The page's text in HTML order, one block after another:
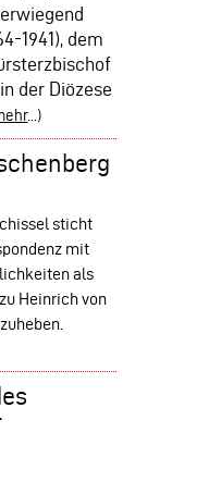
1941), dem
der Diözese
...)
sticht
mit
als
Heinrich von